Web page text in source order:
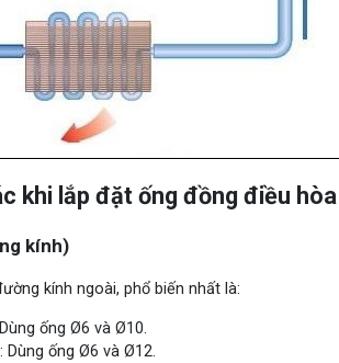
khi lắp đặt ống đồng điều hòa
kính)
kính ngoài, phổ biến nhất là:
ống Ø6 và Ø10.
Dùng ống Ø6 và Ø12.